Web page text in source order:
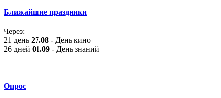
Ближайшие праздники
Через:
21 день 27.08 - День кино
26 дней 01.09 - День знаний
Опрос